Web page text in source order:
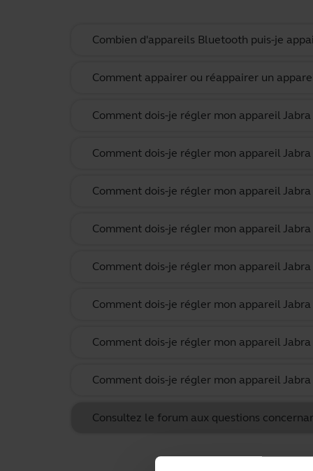
Combien d'appareils Bluetooth puis-je
Comment appairer ou réappairer un
Comment dois-je régler mon appareil
Comment dois-je régler mon appareil
Comment dois-je régler mon appareil
Comment dois-je régler mon appareil
Comment dois-je régler mon appareil
Comment dois-je régler mon appareil
Comment dois-je régler mon appareil
Comment dois-je régler mon appareil
Consultez le forum aux questions